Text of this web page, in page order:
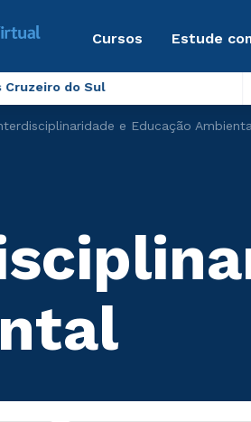
Cursos Estude
Cruzeiro do Sul
e Educação